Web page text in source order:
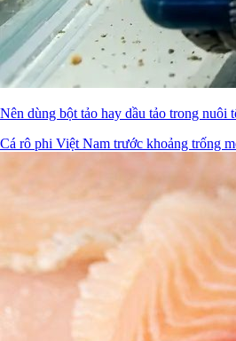
Nên dùng bột tảo hay dầu tảo trong nuôi
Cá rô phi Việt Nam trước khoảng trống